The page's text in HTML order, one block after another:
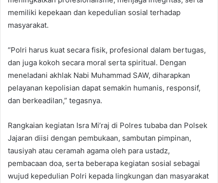
memiliki kepekaan dan kepedulian sosial terhadap
masyarakat.
“Polri harus kuat secara fisik, profesional dalam bertugas,
dan juga kokoh secara moral serta spiritual. Dengan
meneladani akhlak Nabi Muhammad SAW, diharapkan
pelayanan kepolisian dapat semakin humanis, responsif,
dan berkeadilan,” tegasnya.
Rangkaian kegiatan Isra Mi’raj di Polres tubaba dan Polsek
Jajaran diisi dengan pembukaan, sambutan pimpinan,
tausiyah atau ceramah agama oleh para ustadz,
pembacaan doa, serta beberapa kegiatan sosial sebagai
wujud kepedulian Polri kepada lingkungan dan masyarakat